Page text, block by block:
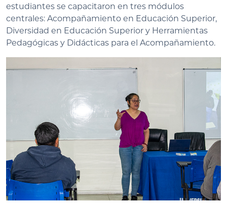
estudiantes se capacitaron en tres módulos
centrales: Acompañamiento en Educación Superior,
Diversidad en Educación Superior y Herramientas
Pedagógicas y Didácticas para el Acompañamiento.